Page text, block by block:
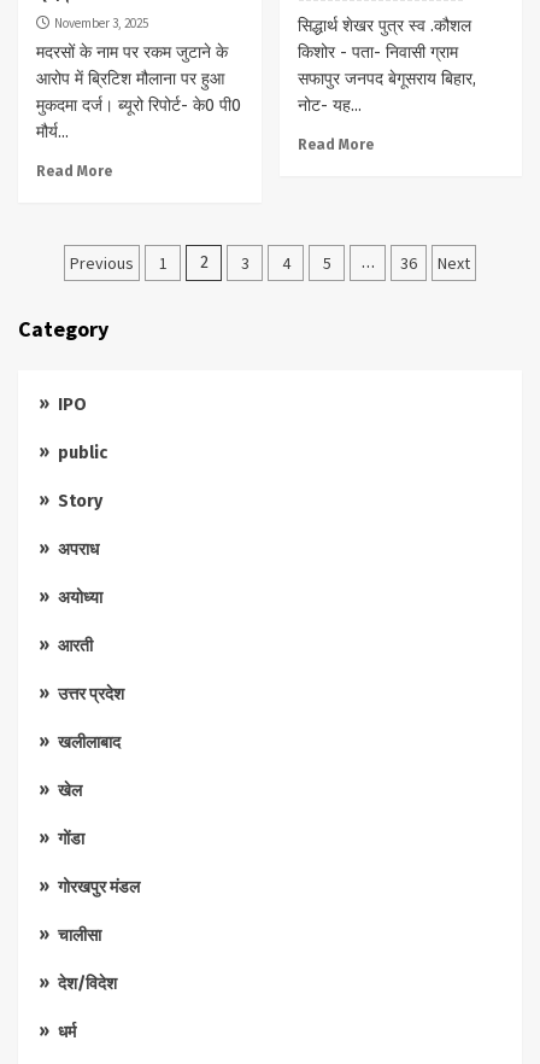
November 3, 2025
मदरसों के नाम पर रकम जुटाने के
आरोप में ब्रिटिश मौलाना पर हुआ
मुकदमा दर्ज। ब्यूरो रिपोर्ट- के0 पी0
मौर्य...
Read More
सिद्धार्थ शेखर पुत्र स्व .कौशल
किशोर - पता- निवासी ग्राम
सफापुर जनपद बेगूसराय बिहार,
नोट- यह...
Read More
Posts
Previous 1 2 3 4 5 … 36 Next
Category
IPO
public
Story
अपराध
अयोध्या
आरती
उत्तर प्रदेश
खलीलाबाद
खेल
गोंडा
गोरखपुर मंडल
चालीसा
देश/विदेश
धर्म